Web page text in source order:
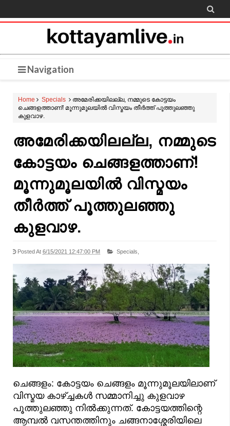

Navigation
Home Specials
അമേരിക്കയിലല്ല, നമ്മുടെ കോട്ടയം
ചെങ്ങളത്താണ്! മൂന്നുമൂലയിൽ വിസ്മയം തീർത്ത് പൂത്തുലഞ്ഞു
കുളവാഴ.
അമേരിക്കയിലല്ല, നമ്മുടെ
കോട്ടയം ചെങ്ങളത്താണ്!
മൂന്നുമൂലയിൽ വിസ്മയം
തീർത്ത് പൂത്തുലഞ്ഞു
കുളവാഴ.
Posted At 6/15/2021 12:47:00 PM Specials,
ചെങ്ങളം: കോട്ടയം ചെങ്ങളം മൂന്നുമൂലയിലാണ്
വിസ്മയ കാഴ്ച്ചകൾ സമ്മാനിച്ചു കുളവാഴ
പൂത്തുലഞ്ഞു നിൽക്കുന്നത്. കോട്ടയത്തിന്റെ
ആമ്പൽ വസന്തത്തിനും ചങ്ങനാശ്ശേരിയിലെ